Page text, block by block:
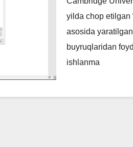
yilda chop etilgan
asosida
buyruqlaridan
ishlanma